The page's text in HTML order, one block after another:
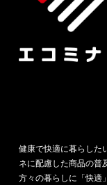
健康で快適に暮らした
ネに配慮した商品の普
方々の暮らしに「快適